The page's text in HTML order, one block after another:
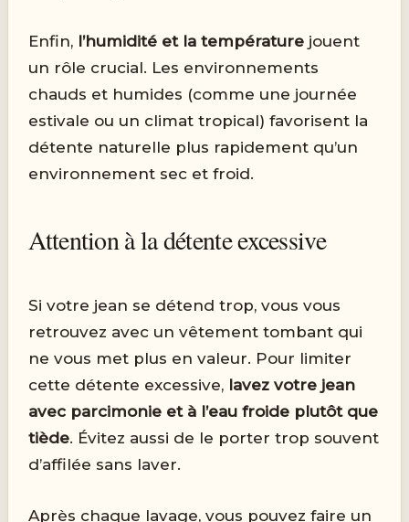
Enfin, l’humidité et la température jouent
un rôle crucial. Les environnements
chauds et humides (comme une journée
estivale ou un climat tropical) favorisent la
détente naturelle plus rapidement qu’un
environnement sec et froid.
Attention à la détente excessive
Si votre jean se détend trop, vous vous
retrouvez avec un vêtement tombant qui
ne vous met plus en valeur. Pour limiter
cette détente excessive, lavez votre jean
avec parcimonie et à l’eau froide plutôt que
tiède. Évitez aussi de le porter trop souvent
d’affilée sans laver.
Après chaque lavage, vous pouvez faire un